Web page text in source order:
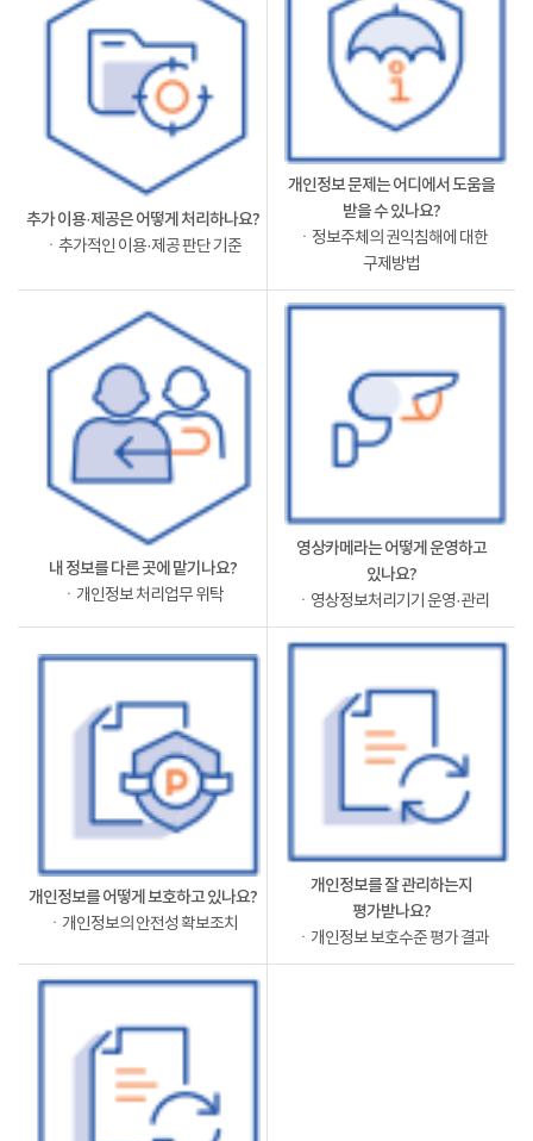
추가 이용·제공은 어떻게 처리하나요?
ㆍ추가적인 이용·제공 판단 기준
개인정보 문제는 어디에서 도움을
받을 수 있나요?
ㆍ정보주체의 권익침해에 대한
구제방법
내 정보를 다른 곳에 맡기나요?
ㆍ개인정보 처리업무 위탁
영상카메라는 어떻게 운영하고
있나요?
ㆍ영상정보처리기기 운영·관리
개인정보를 어떻게 보호하고 있나요?
ㆍ개인정보의 안전성 확보조치
개인정보를 잘 관리하는지
평가받나요?
ㆍ개인정보 보호수준 평가 결과